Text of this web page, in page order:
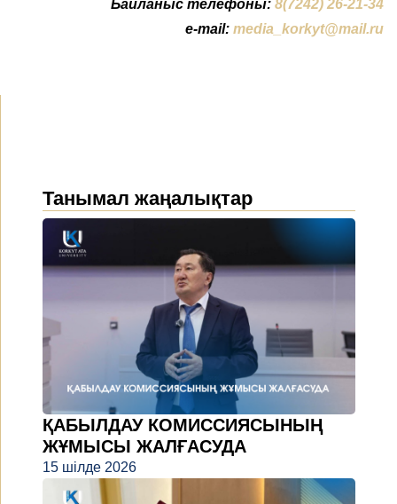
Байланыс телефоны: 8(7242) 26-21-34
e-mail: media_korkyt@mail.ru
Танымал жаңалықтар
ҚАБЫЛДАУ КОМИССИЯСЫНЫҢ
ЖҰМЫСЫ ЖАЛҒАСУДА
15 шілде 2026